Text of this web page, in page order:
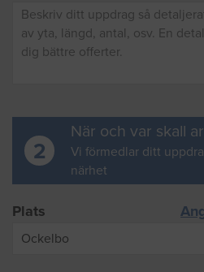
2
När och var skall
Vi förmedlar ditt
närhet
Plats